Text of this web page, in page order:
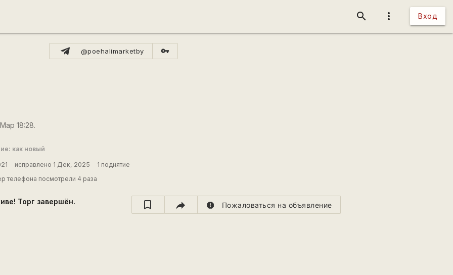
more_vert Вход
search
@poehalimarketby vpn_key
18:28.
как новый
исправлено 1 Дек, 2025
1 поднятие
телефона посмотрели 4 раза
Торг завершён. report Пожаловаться на объявление